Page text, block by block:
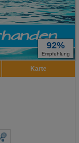
92%
Empfehlung
Karte